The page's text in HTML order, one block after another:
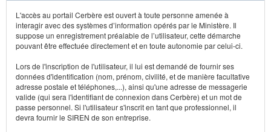
L'accès au portail Cerbère est ouvert à toute personne amenée à
interagir avec des systèmes d’information opérés par le Ministère. Il
suppose un enregistrement préalable de l’utilisateur, cette démarche
pouvant être effectuée directement et en toute autonomie par celui-ci.
Lors de l'inscription de l'utilisateur, il lui est demandé de fournir ses
données d'identification (nom, prénom, civilité, et de manière facultative
adresse postale et téléphones,...), ainsi qu'une adresse de messagerie
valide (qui sera l'identifiant de connexion dans Cerbère) et un mot de
passe personnel. Si l'utilisateur s'inscrit en tant que professionnel, il
devra fournir le SIREN de son entreprise.